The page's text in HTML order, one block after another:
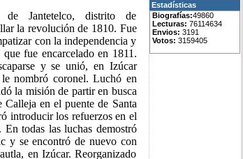
de Jantetelco, distrito de
la revolución de 1810. Fue
con la independencia y
fue encarcelado en 1811.
y se unió, en Izúcar
nombró coronel. Luchó en
la misión de partir en busca
en el puente de Santa
introducir los refuerzos en el
En todas las luchas demostró
y se encontró de nuevo con
en Izúcar. Reorganizado
Estadísticas
Biografías:49860
Lecturas: 76114634
Envios: 3191
Votos: 3159405